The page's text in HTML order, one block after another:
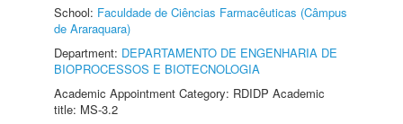
School: Faculdade de Ciências Farmacêuticas (Câmpus
de Araraquara)
Department: DEPARTAMENTO DE ENGENHARIA DE
BIOPROCESSOS E BIOTECNOLOGIA
Academic Appointment Category: RDIDP Academic
title: MS-3.2